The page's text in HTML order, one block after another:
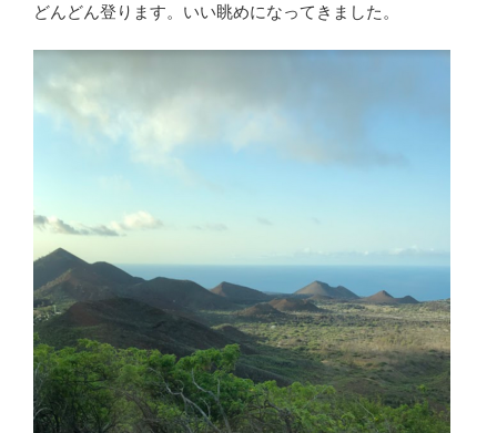
どんどん登ります。いい眺めになってきました。